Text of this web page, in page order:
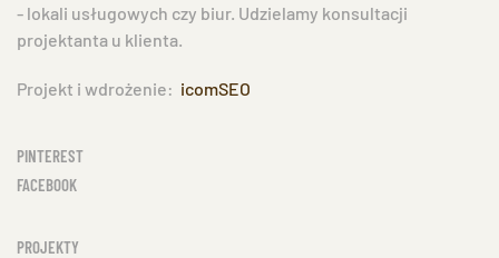
- lokali usługowych czy biur. Udzielamy konsultacji
projektanta u klienta.
Projekt i wdrożenie: icomSEO
PINTEREST
FACEBOOK
PROJEKTY